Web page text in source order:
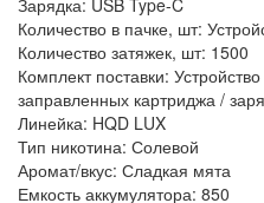
Количество в пачке, шт:
Количество затяжек, шт: 1500
Комплект поставки:
заправленных картриджа /
Линейка: HQD LUX
Тип никотина: Солевой
Аромат/вкус: Сладкая мята
Емкость аккумулятора: 850